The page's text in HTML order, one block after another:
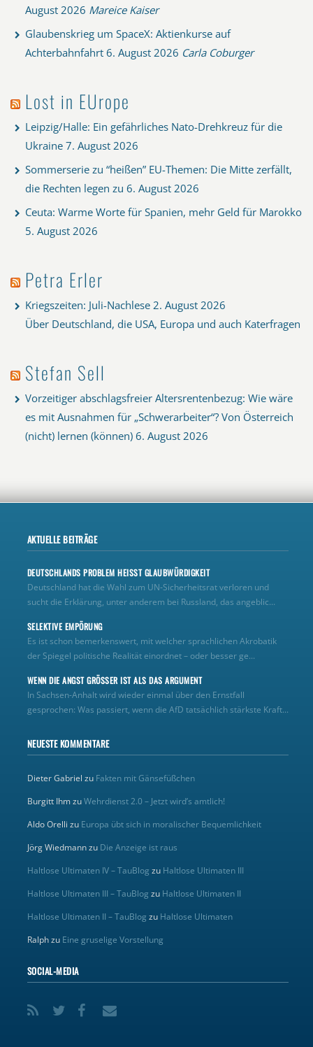
August 2026 Mareice Kaiser
Glaubenskrieg um SpaceX: Aktienkurse auf
Achterbahnfahrt 6. August 2026 Carla Coburger
Lost in EUrope
Leipzig/Halle: Ein gefährliches Nato-Drehkreuz für die
Ukraine 7. August 2026
Sommerserie zu “heißen” EU-Themen: Die Mitte zerfällt,
die Rechten legen zu 6. August 2026
Ceuta: Warme Worte für Spanien, mehr Geld für Marokko
5. August 2026
Petra Erler
Kriegszeiten: Juli-Nachlese 2. August 2026
Über Deutschland, die USA, Europa und auch Katerfragen
Stefan Sell
Vorzeitiger abschlagsfreier Altersrentenbezug: Wie wäre
es mit Ausnahmen für „Schwerarbeiter“? Von Österreich
(nicht) lernen (können) 6. August 2026
AKTUELLE BEITRÄGE
DEUTSCHLANDS PROBLEM HEISST GLAUBWÜRDIGKEIT
Deutschland hat die Wahl zum UN‑Sicherheitsrat verloren und
sucht die Erklärung, unter anderem bei Russland, das angeblic...
SELEKTIVE EMPÖRUNG
Es ist schon bemerkenswert, mit welcher sprachlichen Akrobatik
der Spiegel politische Realität einordnet – oder besser ge...
WENN DIE ANGST GRÖSSER IST ALS DAS ARGUMENT
In Sachsen-Anhalt wird wieder einmal über den Ernstfall
gesprochen: Was passiert, wenn die AfD tatsächlich stärkste Kraft...
NEUESTE KOMMENTARE
Dieter Gabriel zu Fakten mit Gänsefüßchen
Burgitt IhmzuWehrdienst 2.0 – Jetzt wird’s amtlich!
Aldo Orelli zu Europa übt sich in moralischer Bequemlichkeit
Jörg Wiedmannzu Die Anzeige ist raus
Haltlose Ultimaten IV – TauBlog zu Haltlose Ultimaten III
Haltlose Ultimaten III – TauBlog zu Haltlose Ultimaten II
Haltlose Ultimaten II – TauBlog zu Haltlose Ultimaten
Ralphzu Eine gruselige Vorstellung
SOCIAL-MEDIA